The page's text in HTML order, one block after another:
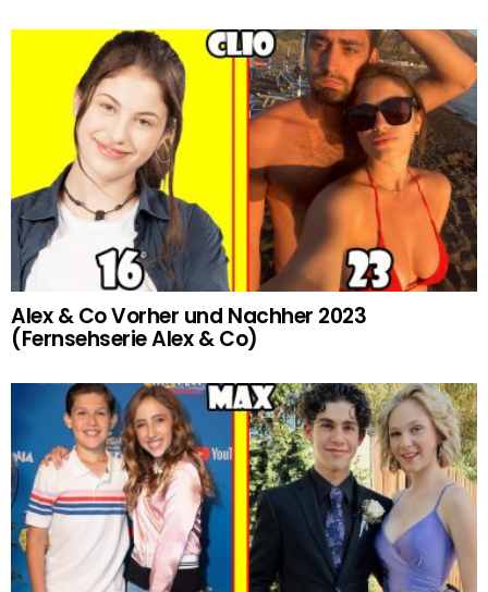
Alex & Co Vorher und Nachher 2023
(Fernsehserie Alex & Co)